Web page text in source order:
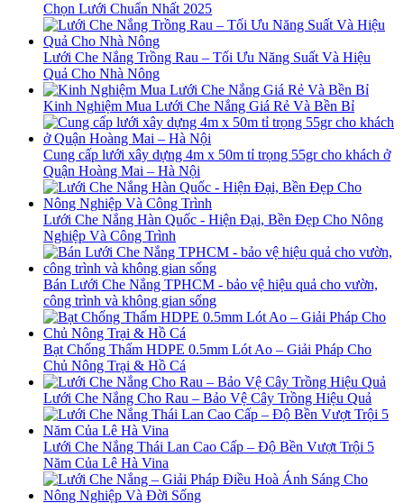
Chọn Lưới Chuẩn Nhất 2025
Lưới Che Nắng Trồng Rau – Tối Ưu Năng Suất Và Hiệu
Quả Cho Nhà Nông
Kinh Nghiệm Mua Lưới Che Nắng Giá Rẻ Và Bền Bỉ
Cung cấp lưới xây dựng 4m x 50m tỉ trọng 55gr cho khách ở
Quận Hoàng Mai – Hà Nội
Lưới Che Nắng Hàn Quốc - Hiện Đại, Bền Đẹp Cho Nông
Nghiệp Và Công Trình
Bán Lưới Che Nắng TPHCM - bảo vệ hiệu quả cho vườn,
công trình và không gian sống
Bạt Chống Thấm HDPE 0.5mm Lót Ao – Giải Pháp Cho
Chủ Nông Trại & Hồ Cá
Lưới Che Nắng Cho Rau – Bảo Vệ Cây Trồng Hiệu Quả
Lưới Che Nắng Thái Lan Cao Cấp – Độ Bền Vượt Trội 5
Năm Của Lê Hà Vina